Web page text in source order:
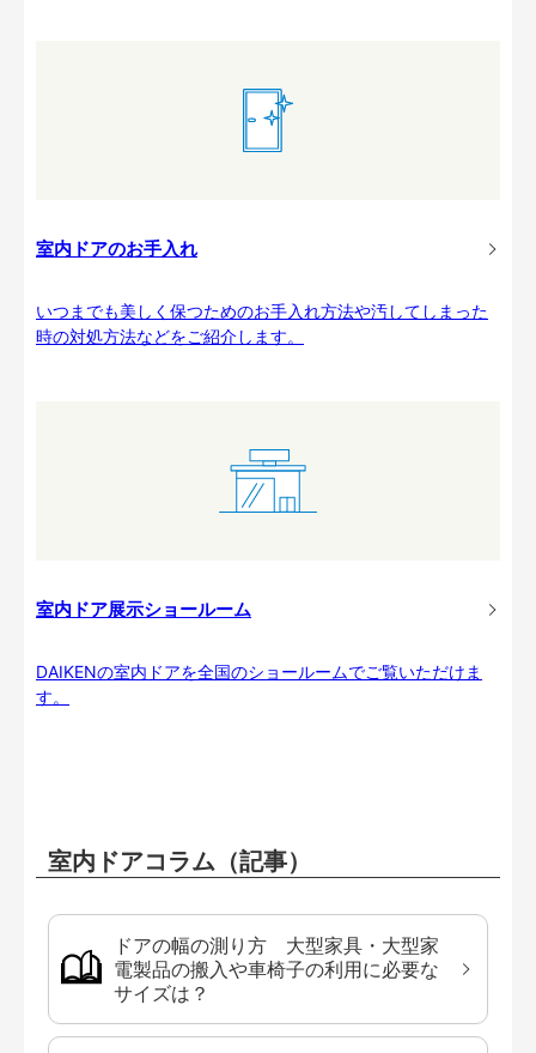
室内ドアのお手入れ
いつまでも美しく保つためのお手入れ方法や汚してしまった
時の対処方法などをご紹介します。
室内ドア展示ショールーム
DAIKENの室内ドアを全国のショールームでご覧いただけま
す。
室内ドアコラム（記事）
ドアの幅の測り方 大型家具・大型家
電製品の搬入や車椅子の利用に必要な
サイズは？